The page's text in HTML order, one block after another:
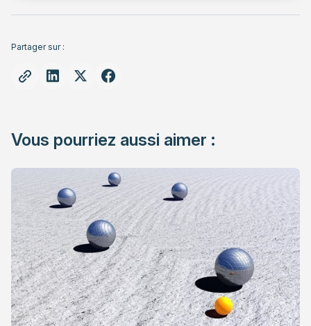
Partager sur :
Vous pourriez aussi aimer :